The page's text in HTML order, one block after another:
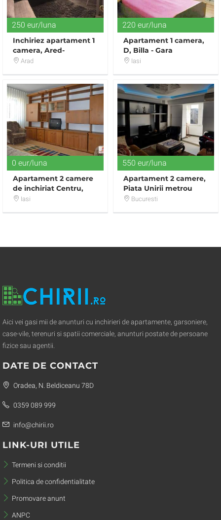
250 eur/luna
Inchiriez apartament 1
camera, Ared-
Kaufland, amenajat
Arad
220 eur/luna
Apartament 1 camera,
D, Billa - Gara
Iasi
0 eur/luna
Apartament 2 camere
de inchiriat Centru,
Iasi
550 eur/luna
Apartament 2 camere,
Piata Unirii metrou
Bucuresti
Aici vei gasi mii de anunturi cu inchirieri de apartamente, garsoniere,
case-vile, terenuri si spatii comerciale, anunturi postate de persoane
fizice sau agentii.
DATE DE CONTACT
Oradea, N. Beldiceanu 78D
0359 089 999
info@chirii.ro
LINK-URI UTILE
Termeni si conditii
Politica de confidentialitate
Promovare anunt
ANPC